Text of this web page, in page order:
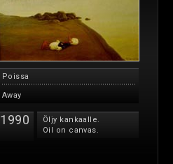
Poissa
Away
1990
Öljy kankaalle.
Oil on canvas.